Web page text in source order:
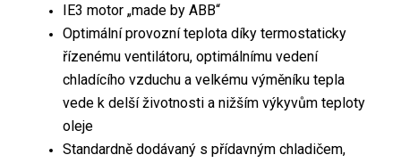
IE3 motor „made by ABB“
Optimální provozní teplota díky termostaticky
řízenému ventilátoru, optimálnímu vedení
chladícího vzduchu a velkému výměníku tepla
vede k delší životnosti a nižším výkyvům teploty
oleje
Standardně dodávaný s přídavným chladičem,